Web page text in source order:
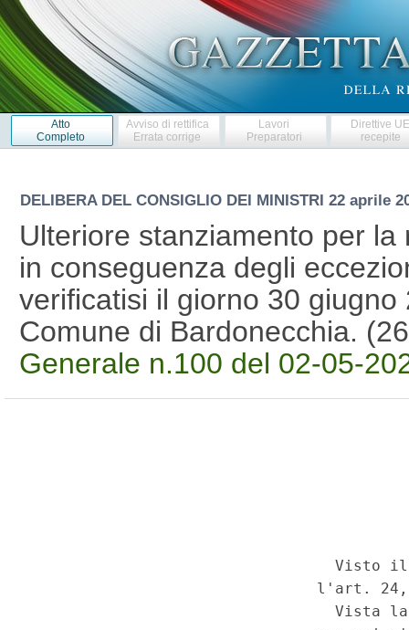
Atto
Completo
Avviso di rettifica
Errata corrige
Lavori
Preparatori
Direttive
recepite
DELIBERA DEL CONSIGLIO DEI MINISTRI 22 aprile
Ulteriore stanziamento per
in conseguenza degli
verificatisi il giorno 30
Comune di Bardonecchia.
Generale n.100 del 02-05-